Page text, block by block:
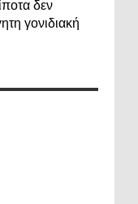
δεν
γονιδιακή